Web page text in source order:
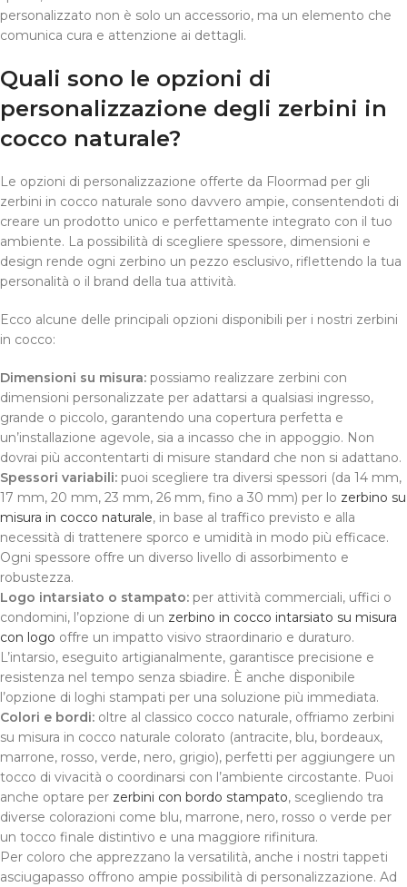
personalizzato non è solo un accessorio, ma un elemento che
comunica cura e attenzione ai dettagli.
Quali sono le opzioni di
personalizzazione degli zerbini in
cocco naturale?
Le opzioni di personalizzazione offerte da Floormad per gli
zerbini in cocco naturale sono davvero ampie, consentendoti di
creare un prodotto unico e perfettamente integrato con il tuo
ambiente. La possibilità di scegliere spessore, dimensioni e
design rende ogni zerbino un pezzo esclusivo, riflettendo la tua
personalità o il brand della tua attività.
Ecco alcune delle principali opzioni disponibili per i nostri zerbini
in cocco:
Dimensioni su misura: possiamo realizzare zerbini con
dimensioni personalizzate per adattarsi a qualsiasi ingresso,
grande o piccolo, garantendo una copertura perfetta e
un’installazione agevole, sia a incasso che in appoggio. Non
dovrai più accontentarti di misure standard che non si adattano.
Spessori variabili: puoi scegliere tra diversi spessori (da 14 mm,
17 mm, 20 mm, 23 mm, 26 mm, fino a 30 mm) per lo zerbino su
misura in cocco naturale, in base al traffico previsto e alla
necessità di trattenere sporco e umidità in modo più efficace.
Ogni spessore offre un diverso livello di assorbimento e
robustezza.
Logo intarsiato o stampato: per attività commerciali, uffici o
condomini, l’opzione di un zerbino in cocco intarsiato su misura
con logo offre un impatto visivo straordinario e duraturo.
L’intarsio, eseguito artigianalmente, garantisce precisione e
resistenza nel tempo senza sbiadire. È anche disponibile
l’opzione di loghi stampati per una soluzione più immediata.
Colori e bordi: oltre al classico cocco naturale, offriamo zerbini
su misura in cocco naturale colorato (antracite, blu, bordeaux,
marrone, rosso, verde, nero, grigio), perfetti per aggiungere un
tocco di vivacità o coordinarsi con l’ambiente circostante. Puoi
anche optare per zerbini con bordo stampato, scegliendo tra
diverse colorazioni come blu, marrone, nero, rosso o verde per
un tocco finale distintivo e una maggiore rifinitura.
Per coloro che apprezzano la versatilità, anche i nostri tappeti
asciugapasso offrono ampie possibilità di personalizzazione. Ad